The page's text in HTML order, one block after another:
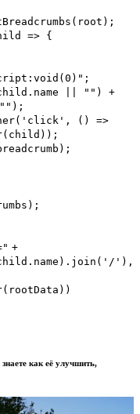
=> {
;
||
"" ) +
"" );
'click' , () =>
+
'/' ),
как её улучшить,